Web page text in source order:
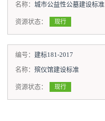
名称： 城市公益性公墓建设标准
资源状态： 现行
编号： 建标181-2017
名称： 殡仪馆建设标准
资源状态： 现行